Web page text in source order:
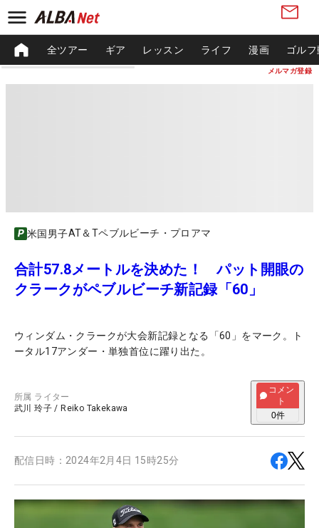
メルマガ登録
全ツアー ギア レッスン ライフ 漫画 ゴル
米国男子AT＆Tペブルビーチ・プロアマ
合計57.8メートルを決めた！ パット開眼の
クラークがペブルビーチ新記録「60」
ウィンダム・クラークが大会新記録となる「60」をマーク。ト
ータル17アンダー・単独首位に躍り出た。
所属 ライター
武川 玲子 / Reiko Takekawa
コメン
ト
0件
配信日時： 2024年2月4日 15時25分